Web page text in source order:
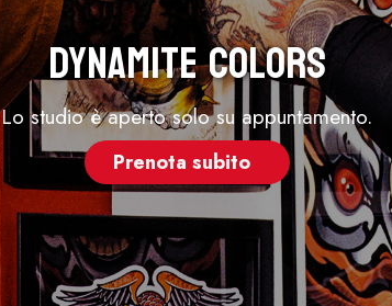
Dynamite Colors
Lo studio è aperto solo su appuntamento.
Prenota subito